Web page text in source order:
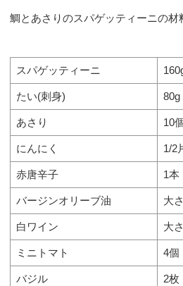
鯛とあさりのスパゲッティーニの材
スパゲッティーニ
たい(刺身) 80g
あさり 10
にんにく 1/2
赤唐辛子 1本
バージンオリーブ油 大
白ワイン 大
ミニトマト 4個
バジル 2枚